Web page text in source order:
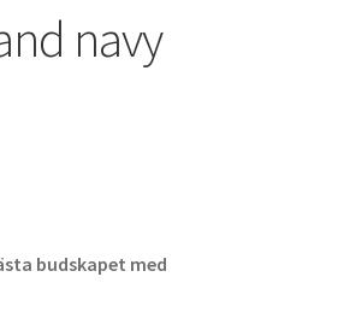
navy
budskapet med